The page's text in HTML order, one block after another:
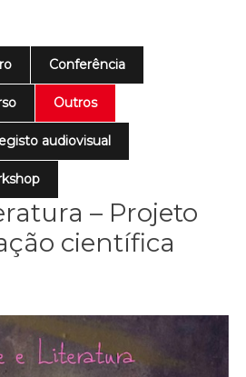
Conferência
Outros
audiovisual
– Projeto
científica